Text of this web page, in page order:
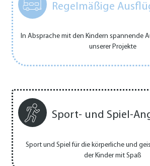
Regelmäßige
In Absprache mit den Kindern spannende
unserer Projekte
Sport- und Spiel-
Sport und Spiel für die körperliche und
der Kinder mit Spaß